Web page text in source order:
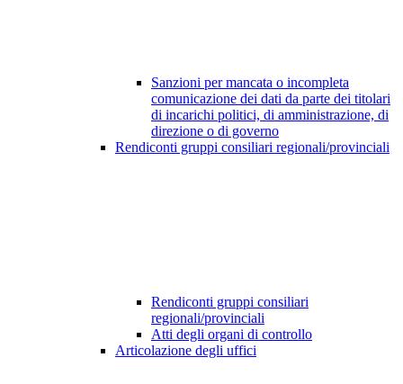
Sanzioni per mancata o incompleta
comunicazione dei dati da parte dei titolari
di incarichi politici, di amministrazione, di
direzione o di governo
Rendiconti gruppi consiliari regionali/provinciali
Rendiconti gruppi consiliari
regionali/provinciali
Atti degli organi di controllo
Articolazione degli uffici